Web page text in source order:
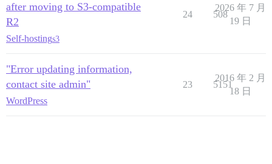
after moving to S3-compatible
R2
Self-hostings3
24 508
2026 年 7 月
19 日
"Error updating information,
contact site admin"
WordPress
23 5151
2016 年 2 月
18 日